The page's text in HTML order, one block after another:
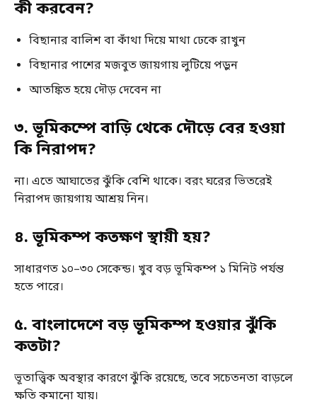
কী করবেন?
বিছানার বালিশ বা কাঁথা দিয়ে মাথা ঢেকে রাখুন
বিছানার পাশের মজবুত জায়গায় লুটিয়ে পড়ুন
আতঙ্কিত হয়ে দৌড় দেবেন না
৩. ভূমিকম্পে বাড়ি থেকে দৌড়ে বের হওয়া
কি নিরাপদ?
না। এতে আঘাতের ঝুঁকি বেশি থাকে। বরং ঘরের ভিতরেই
নিরাপদ জায়গায় আশ্রয় নিন।
৪. ভূমিকম্প কতক্ষণ স্থায়ী হয়?
সাধারণত ১০–৩০ সেকেন্ড। খুব বড় ভূমিকম্প ১ মিনিট পর্যন্ত
হতে পারে।
৫. বাংলাদেশে বড় ভূমিকম্প হওয়ার ঝুঁকি
কতটা?
ভূতাত্ত্বিক অবস্থার কারণে ঝুঁকি রয়েছে, তবে সচেতনতা বাড়লে
ক্ষতি কমানো যায়।